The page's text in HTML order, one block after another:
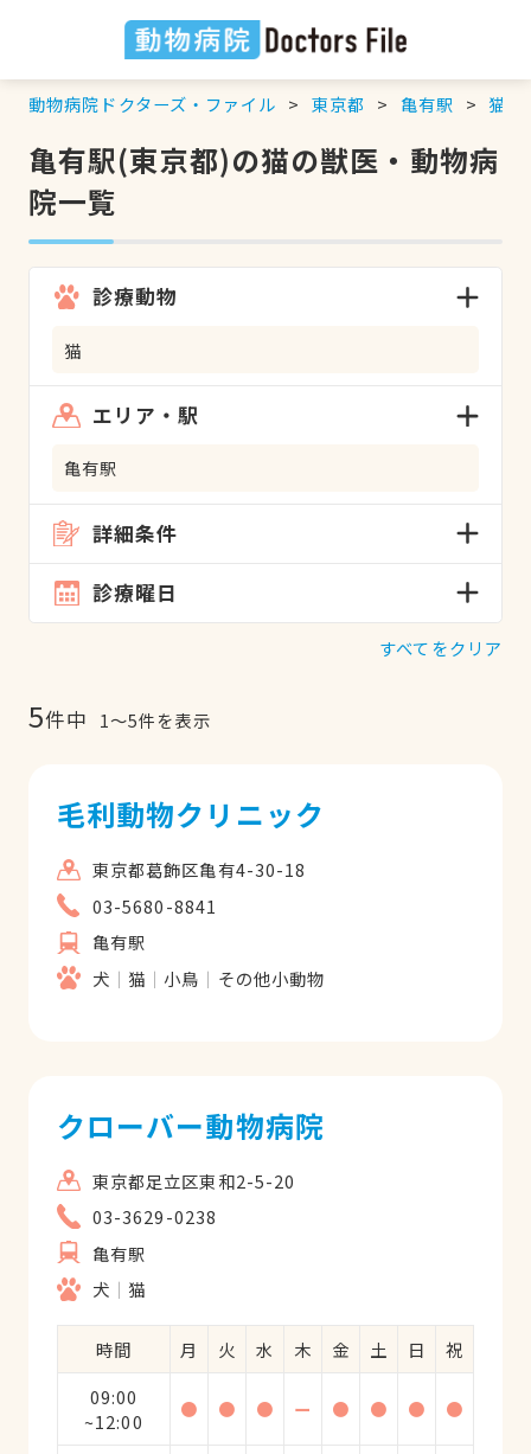
動物病院ドクターズ・ファイル 東京都 亀有駅 猫
亀有駅(東京都)の猫の獣医・動物病
院一覧
診療動物
猫
エリア・駅
亀有駅
詳細条件
診療曜日
すべてをクリア
5件中 1〜5件を表示
毛利動物クリニック
東京都葛飾区亀有4-30-18
03-5680-8841
亀有駅
犬
猫 小鳥 その他小動物
クローバー動物病院
東京都足立区東和2-5-20
03-3629-0238
亀有駅
犬
猫
時間 月 火 水 木 金 土 日
祝
09:00
~12:00
● ● ● ー ● ● ● ●